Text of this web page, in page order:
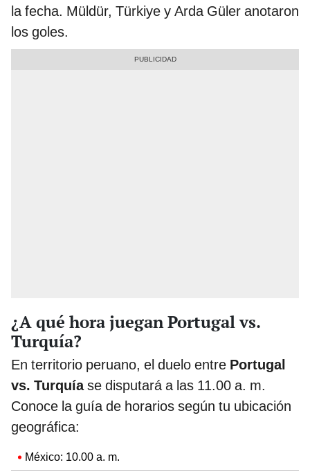
la fecha. Müldür, Türkiye y Arda Güler anotaron
los goles.
¿A qué hora juegan Portugal vs.
Turquía?
En territorio peruano, el duelo entre Portugal
vs. Turquíase disputará a las 11.00 a. m.
Conoce la guía de horarios según tu ubicación
geográfica:
México: 10.00 a. m.